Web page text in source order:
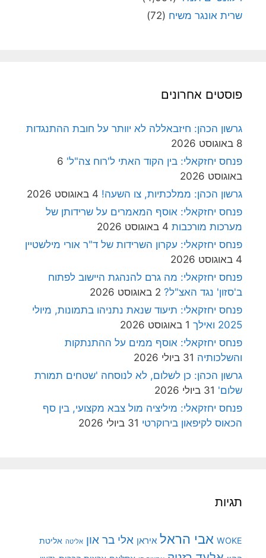
שרית אונגר משיח (72)
פוסטים אחרונים
גרשון הכהן: חיזבאללה לא יוותר על חובת ההתנגדות
8 באוגוסט 2026
פנחס יחזקאלי: בין הקוד האתי ל'רוח צה"ל' 6
באוגוסט 2026
גרשון הכהן: ממלכתיות, צו השעה! 4 באוגוסט 2026
פנחס יחזקאלי: אוסף המאמרים על שרידותן של
מערכות מורכבות 4 באוגוסט 2026
פנחס יחזקאלי: עקרון השרידות של ד"ר אורי מילשטיין
4 באוגוסט 2026
פנחס יחזקאלי: מה גרם להנהגת היישוב לפתוח
ב'סזון' נגד האצ"ל? 2 באוגוסט 2026
פנחס יחזקאלי: תיעוד שנאת נתניהו בתמונות, מיולי
2025 ואילך
1 באוגוסט 2026
פנחס יחזקאלי: אוסף ממים על ההתנתקות
והשלכותיה 31 ביולי 2026
גרשון הכהן: כן לשלום, לא לנוסחה 'שטחים תמורת
שלום' 31 ביולי 2026
פנחס יחזקאלי: מיליציה מול צבא מקצועי, בין סף
הכאוס לקיפאון בירוקרטי 31 ביולי 2026
תגיות
WOKE אבי הראל איראן אלי בר און אליטה אליטת